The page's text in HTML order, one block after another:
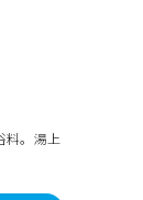
料。湯上